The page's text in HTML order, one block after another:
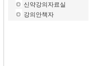
신약강의자료실
강의안책자